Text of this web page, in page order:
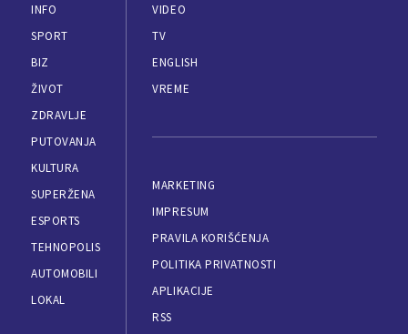
INFO
SPORT
BIZ
ŽIVOT
ZDRAVLJE
PUTOVANJA
KULTURA
SUPERŽENA
ESPORTS
TEHNOPOLIS
AUTOMOBILI
LOKAL
VIDEO
TV
ENGLISH
VREME
MARKETING
IMPRESUM
PRAVILA KORIŠĆENJA
POLITIKA PRIVATNOSTI
APLIKACIJE
RSS